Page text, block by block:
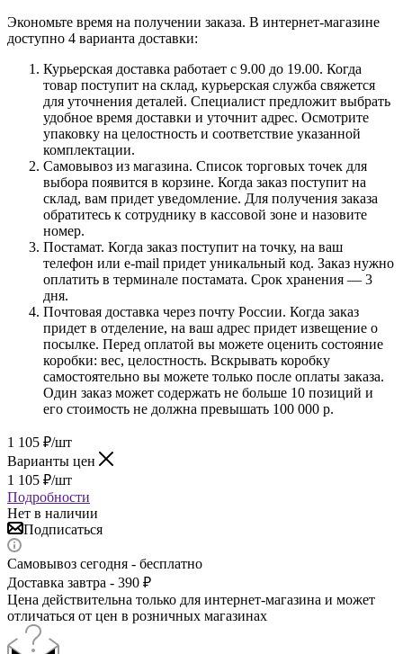
Экономьте время на получении заказа. В интернет-магазине
доступно 4 варианта доставки:
Курьерская доставка работает с 9.00 до 19.00. Когда
товар поступит на склад, курьерская служба свяжется
для уточнения деталей. Специалист предложит выбрать
удобное время доставки и уточнит адрес. Осмотрите
упаковку на целостность и соответствие указанной
комплектации.
Самовывоз из магазина. Список торговых точек для
выбора появится в корзине. Когда заказ поступит на
склад, вам придет уведомление. Для получения заказа
обратитесь к сотруднику в кассовой зоне и назовите
номер.
Постамат. Когда заказ поступит на точку, на ваш
телефон или e-mail придет уникальный код. Заказ нужно
оплатить в терминале постамата. Срок хранения — 3
дня.
Почтовая доставка через почту России. Когда заказ
придет в отделение, на ваш адрес придет извещение о
посылке. Перед оплатой вы можете оценить состояние
коробки: вес, целостность. Вскрывать коробку
самостоятельно вы можете только после оплаты заказа.
Один заказ может содержать не больше 10 позиций и
его стоимость не должна превышать 100 000 р.
1 105 ₽/шт
Варианты цен
1 105 ₽/шт
Подробности
Нет в наличии
Подписаться
Самовывоз сегодня - бесплатно
Доставка завтра - 390 ₽
Цена действительна только для интернет-магазина и может
отличаться от цен в розничных магазинах